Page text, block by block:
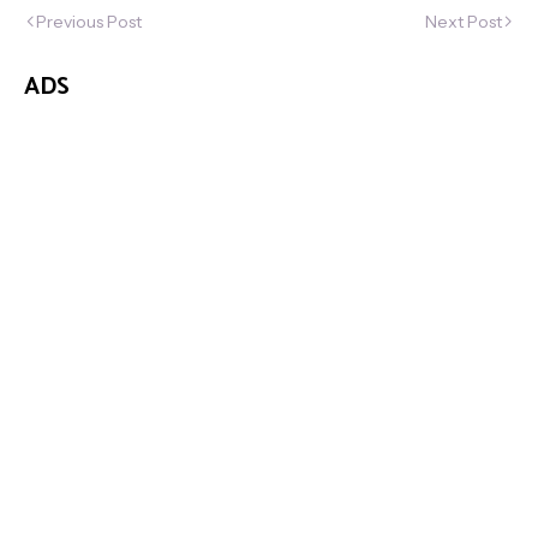
Previous Post Next Post
ADS